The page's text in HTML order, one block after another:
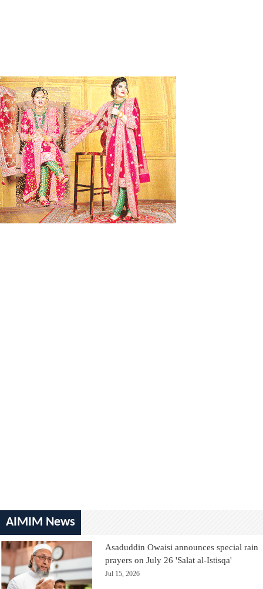
AIMIM News
Asaduddin Owaisi announces special rain
prayers on July 26 'Salat al-Istisqa'
Jul 15, 2026